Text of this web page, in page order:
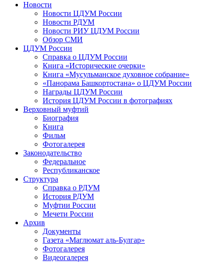
Новости
Новости ЦДУМ России
Новости РДУМ
Новости РИУ ЦДУМ России
Обзор СМИ
ЦДУМ России
Справка о ЦДУМ России
Книга «Исторические очерки»
Книга «Мусульманское духовное собрание»
«Панорама Башкортостана» о ЦДУМ России
Награды ЦДУМ России
История ЦДУМ России в фотографиях
Верховный муфтий
Биография
Книга
Фильм
Фотогалерея
Законодательство
Федеральное
Республиканское
Структура
Справка о РДУМ
История РДУМ
Муфтии России
Мечети России
Архив
Документы
Газета «Маглюмат аль-Булгар»
Фотогалерея
Видеогалерея